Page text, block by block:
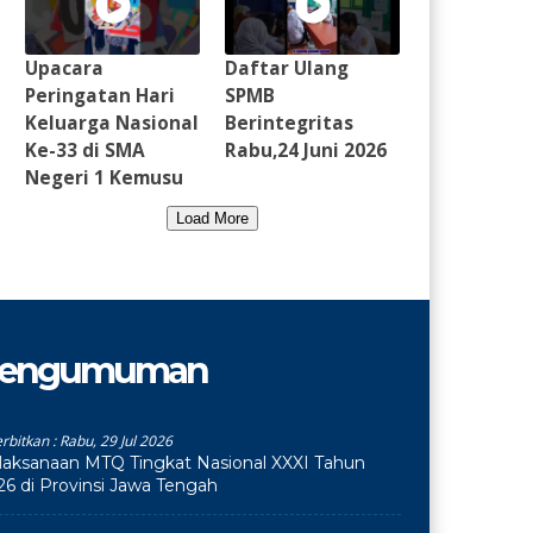
Upacara
Peringatan Hari
Keluarga Nasional
Ke-33 di SMA
Negeri 1 Kemusu
Daftar Ulang
SPMB
Berintegritas
Rabu,24 Juni 2026
Load More
:Rabu, 29 Jul 2026
MTQ Tingkat Nasional XXXI Tahun
di Provinsi Jawa Tengah